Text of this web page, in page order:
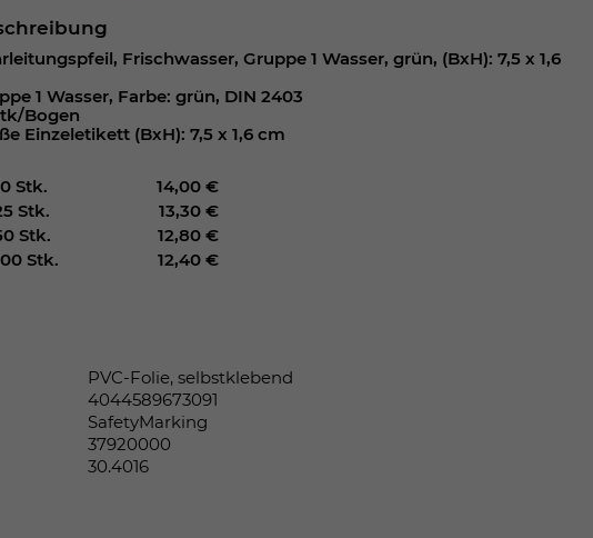
Frischwasser, Gruppe 1 Wasser, grün, (BxH): 7,5 x 1,6
1 Wasser, Farbe: grün, DIN 2403
Bogen
Einzeletikett (BxH): 7,5 x 1,6 cm
Stk.
14,00 €
Stk.
13,30 €
Stk.
12,80 €
Stk.
12,40 €
PVC-Folie, selbstklebend
4044589673091
SafetyMarking
37920000
30.4016
Ihre
zu